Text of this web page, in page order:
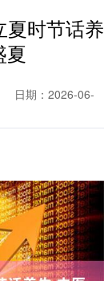
夏时节话养
夏
日期：2026-06-